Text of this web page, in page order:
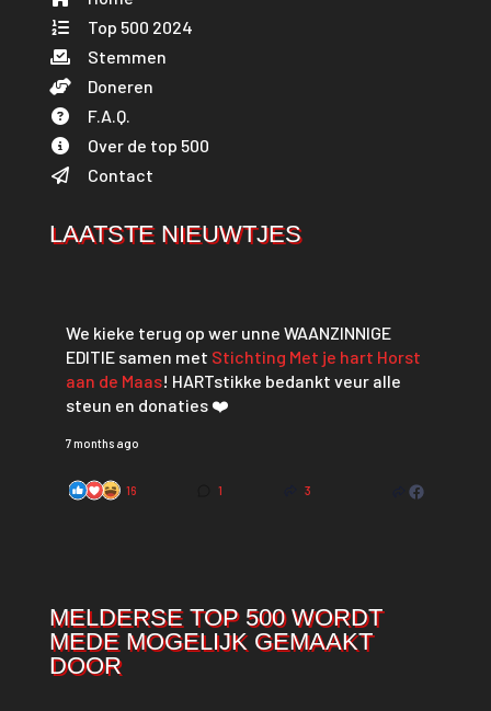
Top 500 2024
Stemmen
Doneren
F.A.Q.
Over de top 500
Contact
LAATSTE NIEUWTJES
We kieke terug op wer unne WAANZINNIGE
EDITIE samen met Stichting Met je hart Horst
aan de Maas! HARTstikke bedankt veur alle
steun en donaties ❤️
7 months ago
16 1 3
MELDERSE TOP 500 WORDT
MEDE MOGELIJK GEMAAKT
DOOR